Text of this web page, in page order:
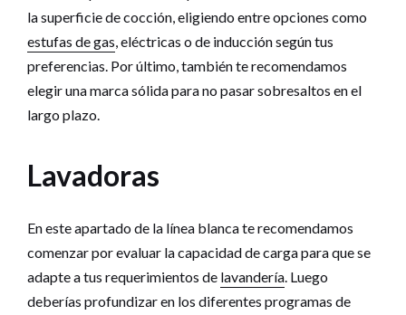
la superficie de cocción, eligiendo entre opciones como
estufas de gas , eléctricas o de inducción según tus
preferencias. Por último, también te recomendamos
elegir una marca sólida para no pasar sobresaltos en el
largo plazo.
Lavadoras
En este apartado de la línea blanca te recomendamos
comenzar por evaluar la capacidad de carga para que se
adapte a tus requerimientos de lavandería . Luego
deberías profundizar en los diferentes programas de